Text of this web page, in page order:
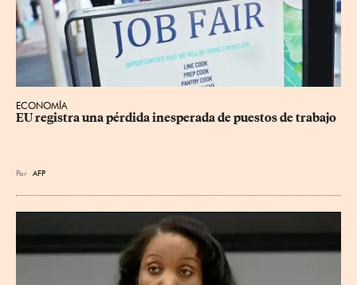
ECONOMÍA
EU registra una pérdida inesperada de puestos de trabajo
Por AFP